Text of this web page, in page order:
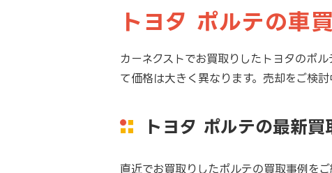
トヨタ ポルテの車
カーネクストでお買取りしたトヨタのポ
て価格は大きく異なります。売却をご検
トヨタ ポルテの最新
直近でお買取りしたポルテの買取事例を